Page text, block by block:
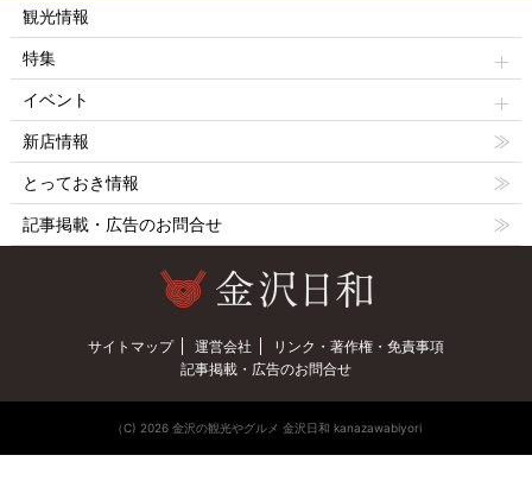
観光情報
特集
イベント
新店情報
とっておき情報
記事掲載・広告のお問合せ
サイトマップ 運営会社
リンク・著作権・免責事項
記事掲載・広告のお問合せ
（C) 2026 金沢の観光やグルメ 金沢日和 kanazawabiyori